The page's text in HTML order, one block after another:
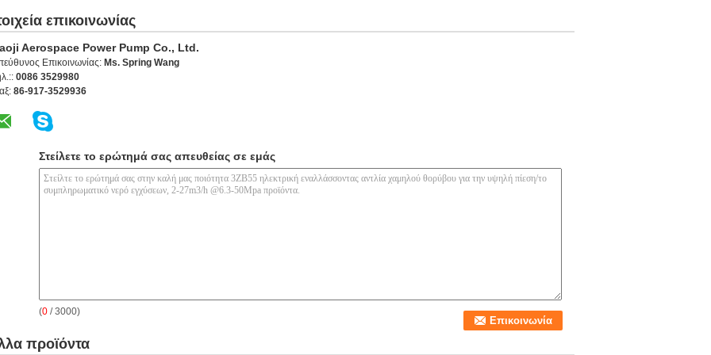
επικοινωνίας
Aerospace Power Pump Co., Ltd.
Επικοινωνίας: Ms. Spring Wang
0086 3529980
86-917-3529936
Στείλετε το ερώτημά σας απευθείας σε εμάς
(0 / 3000)
προϊόντα